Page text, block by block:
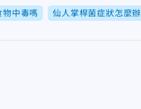
中毒嗎 仙人掌桿菌症狀怎麼辦